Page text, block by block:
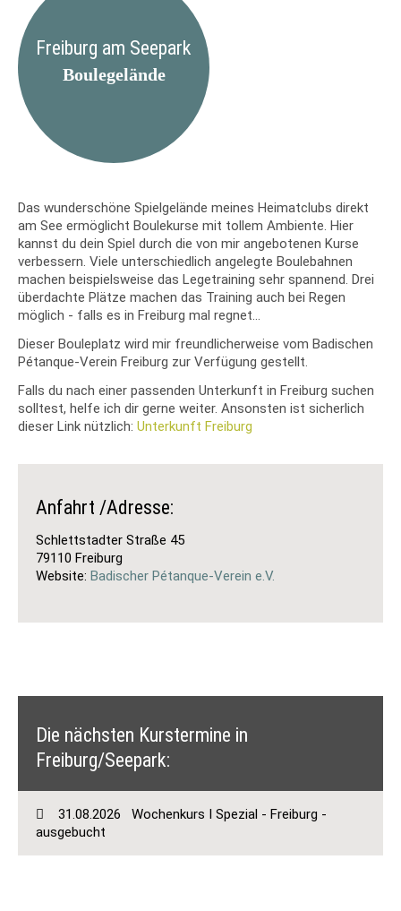
Freiburg am Seepark
Boulegelände
Das wunderschöne Spielgelände meines Heimatclubs direkt
am See ermöglicht Boulekurse mit tollem Ambiente. Hier
kannst du dein Spiel durch die von mir angebotenen Kurse
verbessern. Viele unterschiedlich angelegte Boulebahnen
machen beispielsweise das Legetraining sehr spannend. Drei
überdachte Plätze machen das Training auch bei Regen
möglich - falls es in Freiburg mal regnet...
Dieser Bouleplatz wird mir freundlicherweise vom Badischen
Pétanque-Verein Freiburg zur Verfügung gestellt.
Falls du nach einer passenden Unterkunft in Freiburg suchen
solltest, helfe ich dir gerne weiter. Ansonsten ist sicherlich
dieser Link nützlich: Unterkunft Freiburg
Anfahrt /Adresse:
Schlettstadter Straße 45
79110 Freiburg
Website: Badischer Pétanque-Verein e.V.
Die nächsten Kurstermine in
Freiburg/Seepark:
31.08.2026
Wochenkurs I Spezial - Freiburg -
ausgebucht